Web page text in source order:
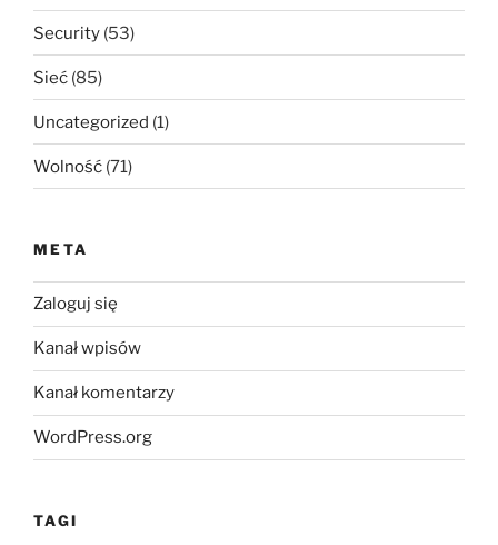
Security (53)
Sieć (85)
Uncategorized (1)
Wolność (71)
META
Zaloguj się
Kanał wpisów
Kanał komentarzy
WordPress.org
TAGI